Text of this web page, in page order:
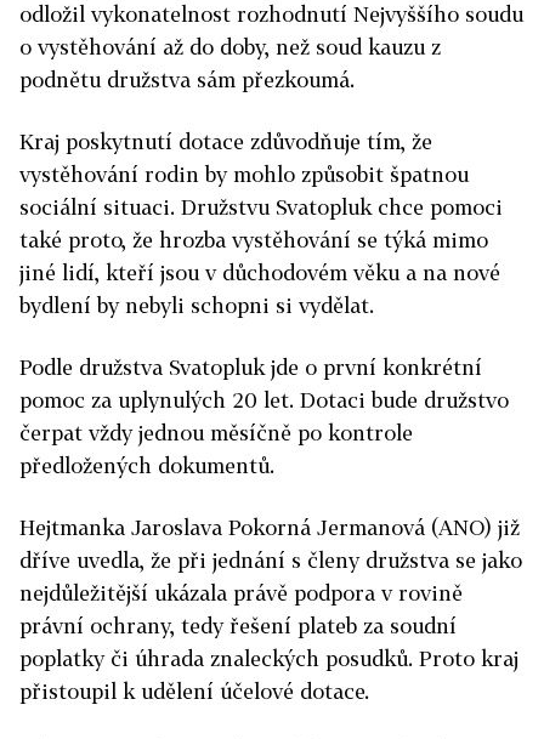
odložil vykonatelnost rozhodnutí Nejvyššího soudu
o vystěhování až do doby, než soud kauzu z
podnětu družstva sám přezkoumá.
Kraj poskytnutí dotace zdůvodňuje tím, že
vystěhování rodin by mohlo způsobit špatnou
sociální situaci. Družstvu Svatopluk chce pomoci
také proto, že hrozba vystěhování se týká mimo
jiné lidí, kteří jsou v důchodovém věku a na nové
bydlení by nebyli schopni si vydělat.
Podle družstva Svatopluk jde o první konkrétní
pomoc za uplynulých 20 let. Dotaci bude družstvo
čerpat vždy jednou měsíčně po kontrole
předložených dokumentů.
Hejtmanka Jaroslava Pokorná Jermanová (ANO) již
dříve uvedla, že při jednání s členy družstva se jako
nejdůležitější ukázala právě podpora v rovině
právní ochrany, tedy řešení plateb za soudní
poplatky či úhrada znaleckých posudků. Proto kraj
přistoupil k udělení účelové dotace.